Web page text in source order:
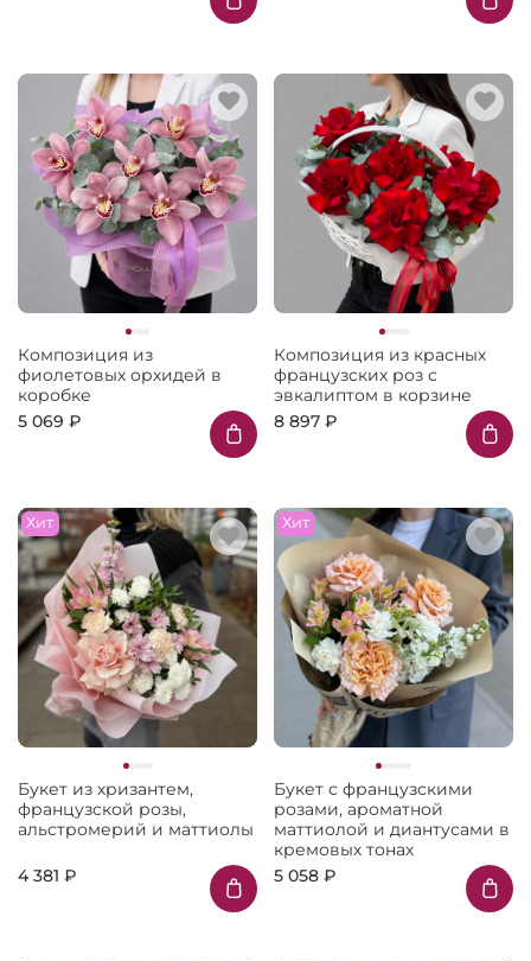
Композиция из
фиолетовых орхидей в
коробке
5 069 ₽
Композиция из красных
французских роз с
эвкалиптом в корзине
8 897 ₽
Хит
Букет из хризантем,
французской розы,
альстромерий и маттиолы
4 381 ₽
Хит
Букет с французскими
розами, ароматной
маттиолой и диантусами в
кремовых тонах
5 058 ₽